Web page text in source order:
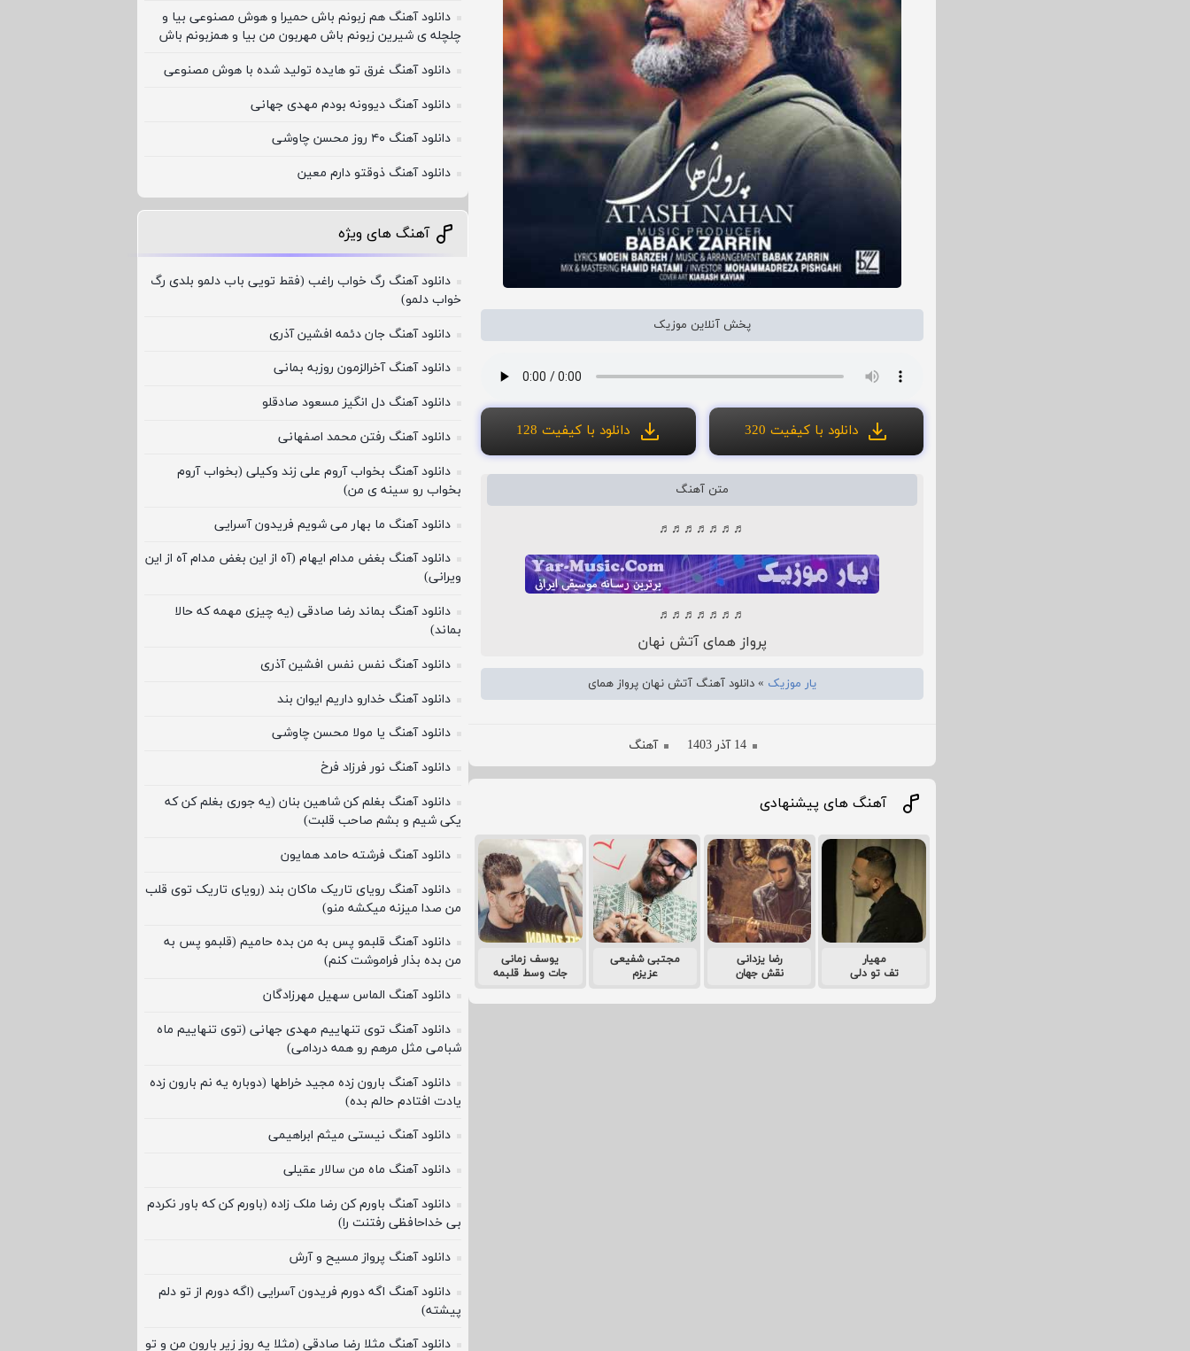
پخش آنلاین موزیک
دانلود با کیفیت 320 دانلود با کیفیت 128
متن آهنگ
♬♬♬♬♬♬♬
♬♬♬♬♬♬♬
پرواز همای آتش نهان
یار موزیک » دانلود آهنگ آتش نهان پرواز همای
14 آذر 1403 آهنگ
آهنگ های پیشنهادی
مهیار
تف تو دلی
رضا یزدانی
نقش جهان
مجتبی شفیعی
عزیزم
یوسف زمانی
جات وسط قلبمه
دانلود آهنگ هم زبونم باش حمیرا و هوش مصنوعی بیا و
چلچله ی شیرین زبونم باش مهربون من بیا و همزبونم باش
دانلود آهنگ غرق تو هایده تولید شده با هوش مصنوعی
دانلود آهنگ دیوونه بودم مهدی جهانی
دانلود آهنگ ۴۰ روز محسن چاوشی
دانلود آهنگ ذوقتو دارم معین
آهنگ های ویژه
دانلود آهنگ رگ خواب راغب (فقط تویی باب دلمو بلدی رگ
خواب دلمو)
دانلود آهنگ جان دئمه افشین آذری
دانلود آهنگ آخرالزمون روزبه بمانی
دانلود آهنگ دل انگیز مسعود صادقلو
دانلود آهنگ رفتن محمد اصفهانی
دانلود آهنگ بخواب آروم علی زند وکیلی (بخواب آروم
بخواب رو سینه ی من)
دانلود آهنگ ما بهار می شویم فریدون آسرایی
دانلود آهنگ بغض مدام ایهام (آه از این بغض مدام آه از این
ویرانی)
دانلود آهنگ بماند رضا صادقی (یه چیزی مهمه که حالا
بماند)
دانلود آهنگ نفس نفس افشین آذری
دانلود آهنگ خدارو داریم ایوان بند
دانلود آهنگ یا مولا محسن چاوشی
دانلود آهنگ نور فرزاد فرخ
دانلود آهنگ بغلم کن شاهین بنان (یه جوری بغلم کن که
یکی شیم و بشم صاحب قلبت)
دانلود آهنگ فرشته حامد همایون
دانلود آهنگ رویای تاریک ماکان بند (رویای تاریک توی قلب
من صدا میزنه میکشه منو)
دانلود آهنگ قلبمو پس به من بده حامیم (قلبمو پس به
من بده بذار فراموشت کنم)
دانلود آهنگ الماس سهیل مهرزادگان
دانلود آهنگ توی تنهاییم مهدی جهانی (توی تنهاییم ماه
شبامی مثل مرهم رو همه دردامی)
دانلود آهنگ بارون زده مجید خراطها (دوباره یه نم بارون زده
یادت افتادم حالم بده)
دانلود آهنگ نیستی میثم ابراهیمی
دانلود آهنگ ماه من سالار عقیلی
دانلود آهنگ باورم کن رضا ملک زاده (باورم کن که باور نکردم
بی خداحافظی رفتنت را)
دانلود آهنگ پرواز مسیح و آرش
دانلود آهنگ اگه دورم فریدون آسرایی (اگه دورم از تو دلم
پیشته)
دانلود آهنگ مثلا رضا صادقی (مثلا یه روز زیر بارون من و تو